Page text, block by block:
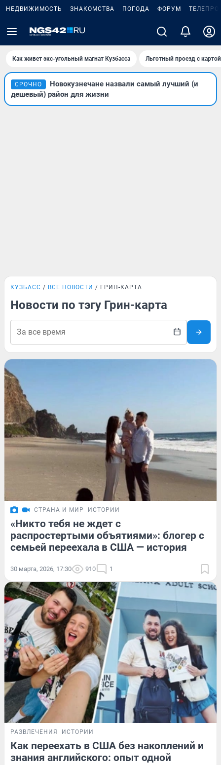
НЕДВИЖИМОСТЬ ЗНАКОМСТВА ПОГОДА ФОРУМ
Как живет экс-угольный магнат Кузбасса Льготный проезд с
СРОЧНО
Новокузнечане назвали самый лучший (и
дешевый) район для жизни
КУЗБАСС ВСЕ НОВОСТИ ГРИН-КАРТА
Новости по тэгу Грин-карта
СТРАНА И МИР ИСТОРИИ
«Никто тебя не ждет с
распростертыми объятиями»: блогер с
семьей переехала в США — история
30 марта, 2026, 17:30 910 1
РАЗВЛЕЧЕНИЯ ИСТОРИИ
Как переехать в США без накоплений и
знания английского: опыт одной